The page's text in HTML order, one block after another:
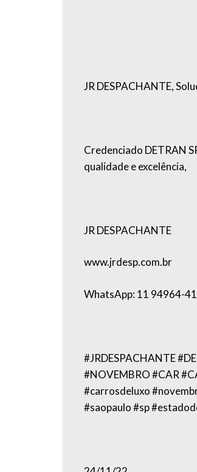
JR DESPACHANTE,
Credenciado DETRAN
qualidade e excelência,
JR DESPACHANTE
www.jrdesp.com.br
WhatsApp: 11 94964-
#JRDESPACHANTE
#NOVEMBRO #CAR
#carrosdeluxo
#saopaulo #sp